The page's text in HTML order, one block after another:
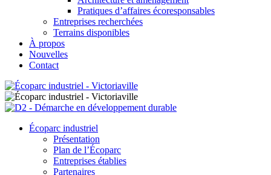
Pratiques d’affaires écoresponsables
Entreprises recherchées
Terrains disponibles
À propos
Nouvelles
Contact
Écoparc industriel
Présentation
Plan de l’Écoparc
Entreprises établies
Partenaires